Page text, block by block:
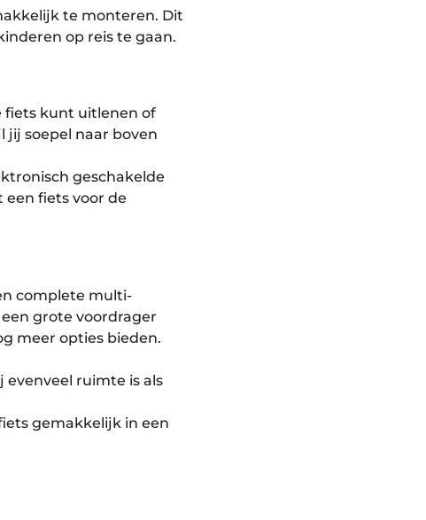
te monteren. Dit
op reis te gaan.
fiets kunt uitlenen of
jij soepel naar boven
geschakelde
fiets voor de
complete multi-
grote voordrager
meer opties bieden.
evenveel ruimte is als
gemakkelijk in een